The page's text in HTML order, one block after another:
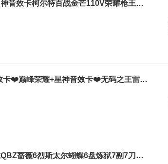
【可排位】西部大区动感闪耀幻神+幻神音效卡柯尔特百战金芒110V荣耀枪王裁决音效卡荒漠琉璃雷神荣耀之魄朱雀白虎
【可排位】N9+幻神音效卡❤️裁决音效卡❤️巅峰荣耀+星神音效卡❤️无码之王雷暴雷霆王者cop❤️
【可排位】4防传说影煞幻神星神白虎QBZ蔷薇6烈斯太尔蝴蝶6盘炼狱7副7刀佣兵觉醒捕食者生化背包结束了不退包